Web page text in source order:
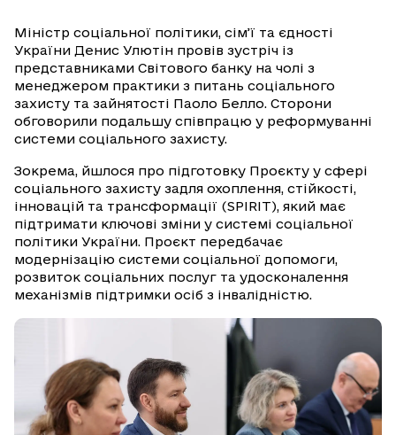
Міністр соціальної політики, сім’ї та єдності
України Денис Улютін провів зустріч із
представниками Світового банку на чолі з
менеджером практики з питань соціального
захисту та зайнятості Паоло Белло. Сторони
обговорили подальшу співпрацю у реформуванні
системи соціального захисту.
Зокрема, йшлося про підготовку Проєкту у сфері
соціального захисту задля охоплення, стійкості,
інновацій та трансформації (SPIRIT), який має
підтримати ключові зміни у системі соціальної
політики України. Проєкт передбачає
модернізацію системи соціальної допомоги,
розвиток соціальних послуг та удосконалення
механізмів підтримки осіб з інвалідністю.